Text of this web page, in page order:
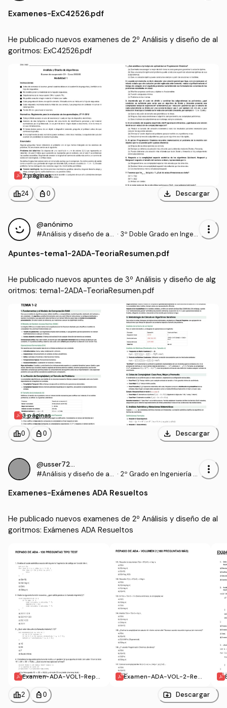
Examenes-ExC42526.pdf
He publicado nuevos examenes de 2º Análisis y diseño de al
goritmos: ExC42526.pdf
7 páginas
leaderboard24 personal_bag 0 download Descargar
@anónimo
#Análisis y diseño de al
· 3º Doble Grado en Ingen
istración y Dirección de
more_vert
Apuntes-tema1-2ADA-TeoriaResumen.pdf
He publicado nuevos apuntes de 3º Análisis y diseño de alg
oritmos: tema1-2ADA-TeoriaResumen.pdf
3 páginas
leaderboard0 personal_bag 0 download Descargar
@usser728462
#Análisis y diseño de al
· 2º Grado en Ingeniería In
del Software (UEX)
more_vert
Examenes-Exámenes ADA Resueltos
He publicado nuevos examenes de 2º Análisis y diseño de al
goritmos: Exámenes ADA Resueltos
Examen-ADA-VOL1-Repas
Examen-ADA-VOL-2-Rep
leaderboard2 personal_bag 0 Descargar